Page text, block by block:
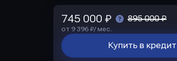
745 000 ₽ 895 000 ₽
от 9 396 ₽/ мес.
Купить в кредит